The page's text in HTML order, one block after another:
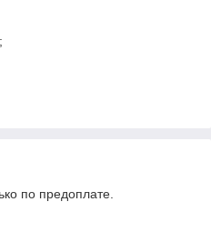
по предоплате.